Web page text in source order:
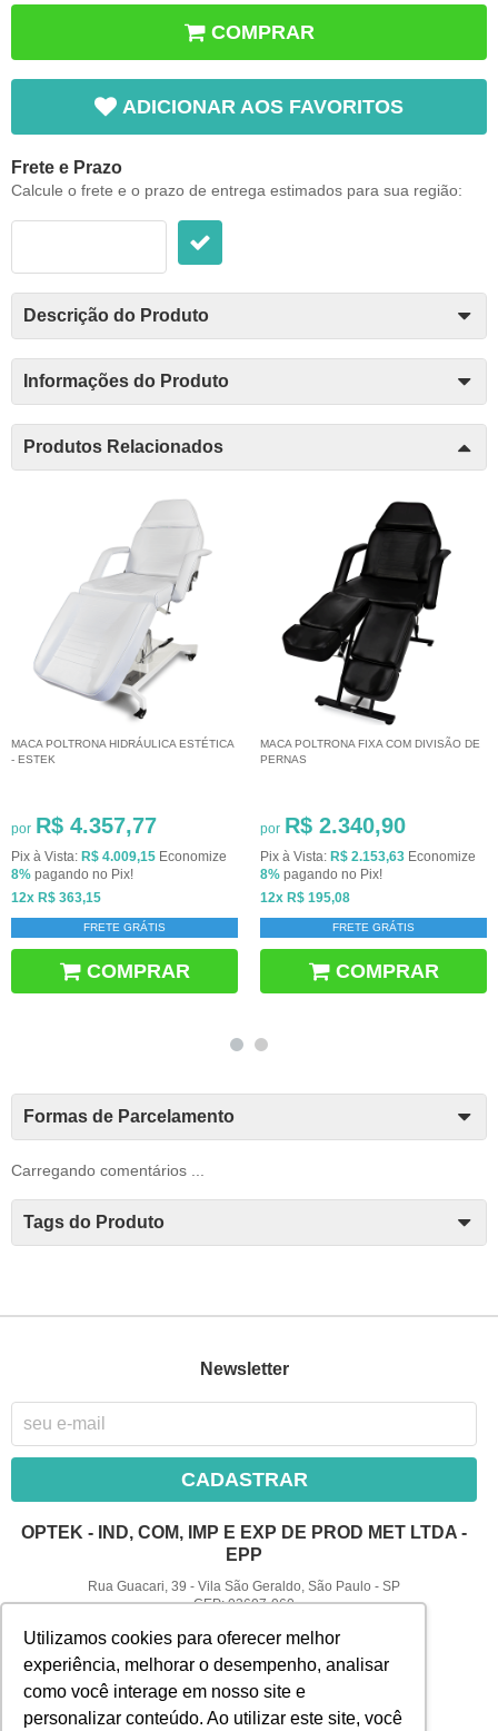
Utilizamos cookies para oferecer melhor
experiência, melhorar o desempenho, analisar
como você interage em nosso site e
personalizar conteúdo. Ao utilizar este site, você
COMPRAR
ADICIONAR AOS FAVORITOS
Frete e Prazo
Calcule o frete e o prazo de entrega estimados para sua região:
Descrição do Produto
Informações do Produto
Produtos Relacionados
MACA POLTRONA HIDRÁULICA ESTÉTICA
- ESTEK
por R$ 4.357,77
Pix à Vista: R$ 4.009,15 Economize
8% pagando no Pix!
12x R$ 363,15
FRETE GRÁTIS
COMPRAR
MACA POLTRONA FIXA COM DIVISÃO DE
PERNAS
por R$ 2.340,90
Pix à Vista: R$ 2.153,63 Economize
8% pagando no Pix!
12x R$ 195,08
FRETE GRÁTIS
COMPRAR
Formas de Parcelamento
Carregando comentários ...
Tags do Produto
Newsletter
CADASTRAR
OPTEK - IND, COM, IMP E EXP DE PROD MET LTDA -
EPP
Rua Guacari, 39 -Vila São Geraldo, São Paulo -SP
CEP: 03607-060
CNPJ: 07.582.126/0001-60
Atendimento
(11) 2082-4059 | CENTRAL